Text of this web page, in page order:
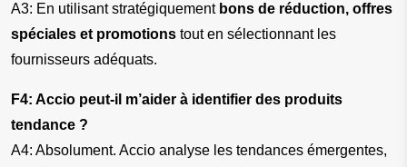
A3: En utilisant stratégiquement bons de réduction, offres
spéciales et promotions tout en sélectionnant les
fournisseurs adéquats.
F4: Accio peut-il m’aider à identifier des produits
tendance ?
A4: Absolument. Accio analyse les tendances émergentes,